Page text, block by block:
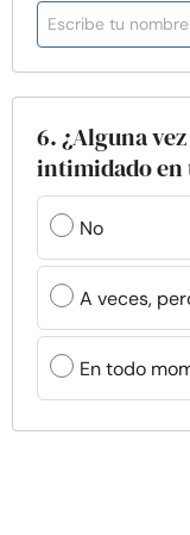
6. ¿Alguna
intimidado en
No
A veces,
En todo